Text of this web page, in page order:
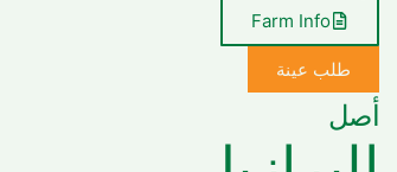
Farm Info
طلب عينة
أصل